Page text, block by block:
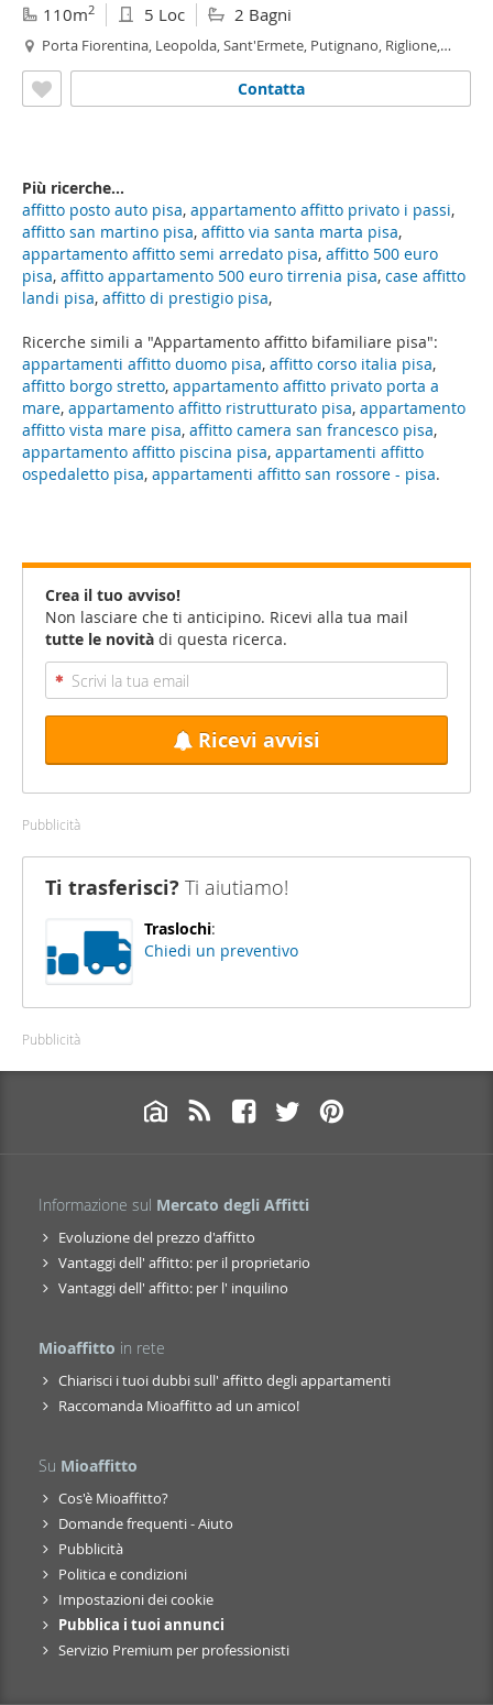
Ricerche simili a "Appartamento affitto bifamiliare pisa":
appartamenti affitto duomo pisa, affitto corso italia pisa,
affitto borgo stretto, appartamento affitto privato porta a
mare, appartamento affitto ristrutturato pisa, appartamento
affitto vista mare pisa, affitto camera san francesco pisa,
appartamento affitto piscina pisa, appartamenti affitto
ospedaletto pisa, appartamenti affitto san rossore - pisa.
110m2 5 Loc 2 Bagni
Porta Fiorentina, Leopolda, Sant'Ermete, Putignano, Riglione,
Contatta
Più ricerche...
affitto posto auto pisa, appartamento affitto privato i passi,
affitto san martino pisa, affitto via santa marta pisa,
appartamento affitto semi arredato pisa, affitto 500 euro
pisa, affitto appartamento 500 euro tirrenia pisa, case affitto
landi pisa, affitto di prestigio pisa,
Crea il tuo avviso!
Non lasciare che ti anticipino. Ricevi alla tua mail
tutte le novità di questa ricerca.
Ricevi avvisi
Pubblicità
Ti trasferisci? Ti aiutiamo!
Traslochi:
Chiedi un preventivo
Pubblicità
Informazione sul Mercato degli Affitti
Evoluzione del prezzo d'affitto
Vantaggi dell' affitto: per il proprietario
Vantaggi dell' affitto: per l' inquilino
Mioaffitto in rete
Chiarisci i tuoi dubbi sull' affitto degli appartamenti
Raccomanda Mioaffitto ad un amico!
Su Mioaffitto
Cos'è Mioaffitto?
Domande frequenti - Aiuto
Pubblicità
Politica e condizioni
Impostazioni dei cookie
Pubblica i tuoi annunci
Servizio Premium per professionisti